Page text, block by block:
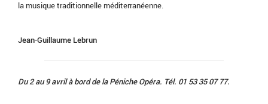
la musique traditionnelle méditerranéenne.
Jean-Guillaume Lebrun
Du 2 au 9 avril à bord de la Péniche Opéra. Tél. 01 53 35 07 77.